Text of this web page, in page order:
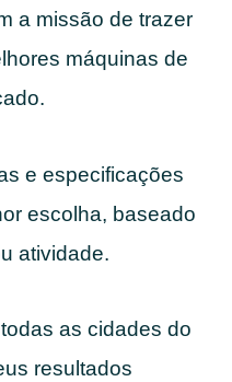
a missão de trazer
máquinas de
e especificações
escolha, baseado
atividade.
as cidades do
resultados